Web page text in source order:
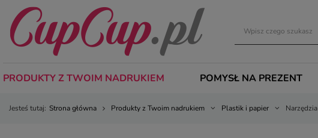
PRODUKTY Z TWOIM NADRUKIEM POMYSŁ NA PREZENT
Jesteś tutaj: Strona główna Produkty z Twoim nadrukiem Plastik i papier Narzędzia